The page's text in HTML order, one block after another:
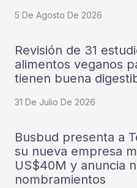
5 De Agosto De 2026
Revisión de 31
alimentos veganos
tienen buena
31 De Julio De 2026
Busbud presenta a
su nueva empresa
US$40M y anuncia
nombramientos